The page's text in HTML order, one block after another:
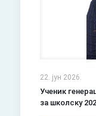
22. јун 2026.
Ученик
за школску